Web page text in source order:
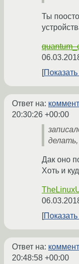
Ты
Показать
Ответ на:
20:30:26 +00:00
делать,
Дак оно
Хоть и
Показать
Ответ на:
20:48:58 +00:00